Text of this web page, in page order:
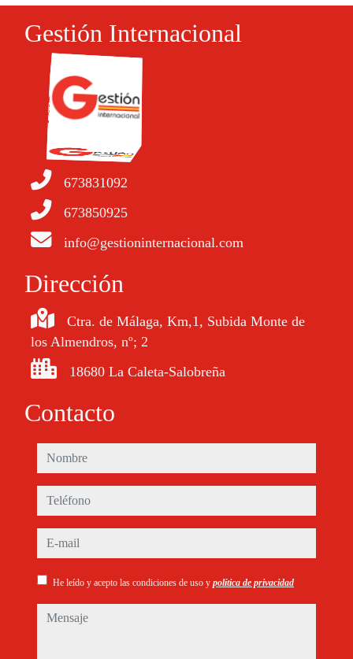
Gestión Internacional
673831092
673850925
info@gestioninternacional.com
Dirección
Ctra. de Málaga, Km,1, Subida Monte de
los Almendros, nº; 2
18680 La Caleta-Salobreña
Contacto
nombre
teléfono
e-mail
He leído y acepto las condiciones de uso y política de privacidad
mensaje